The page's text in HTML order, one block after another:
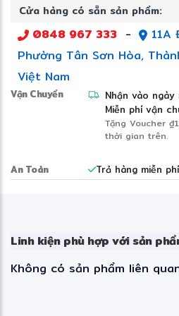
êm ái, hạn chế tiếng ồn
định trong quá trình
8 cổng Gigabit tốc độ
PoE+
tốc độ 10/100/1000
Cửa hàng có sẵn sản phẩm:
0848 967 333 -
11A
Phường Tân Sơn Hòa,
Việt Nam
Vận Chuyển
Nhận vào ngày
Miễn phí vận
Tặng Voucher
thời gian trên.
An Toàn Trả hàng miễn
Linh kiện phù hợp với sản
Không có sản phẩm liên
❅